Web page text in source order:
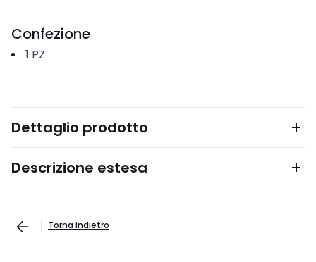
Confezione
1 PZ
Dettaglio prodotto
Descrizione estesa
Torna indietro